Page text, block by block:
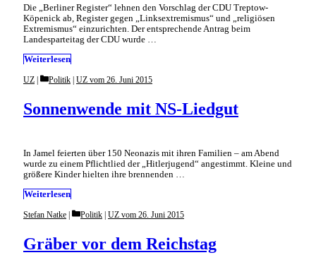
Die „Berliner Register“ lehnen den Vorschlag der CDU Treptow-
Köpenick ab, Register gegen „Linksextremismus“ und „religiösen
Extremismus“ einzurichten. Der entsprechende Antrag beim
Landesparteitag der CDU wurde …
Weiterlesen
Sonnenwende mit NS-Liedgut
UZ Categories
Politik | UZ vom 26. Juni 2015
In Jamel feierten über 150 Neonazis mit ihren Familien – am Abend
wurde zu einem Pflichtlied der „Hitlerjugend“ angestimmt. Kleine und
größere Kinder hielten ihre brennenden …
Weiterlesen
Gräber vor dem Reichstag
Stefan Natke Categories
Politik UZ vom 26. Juni 2015